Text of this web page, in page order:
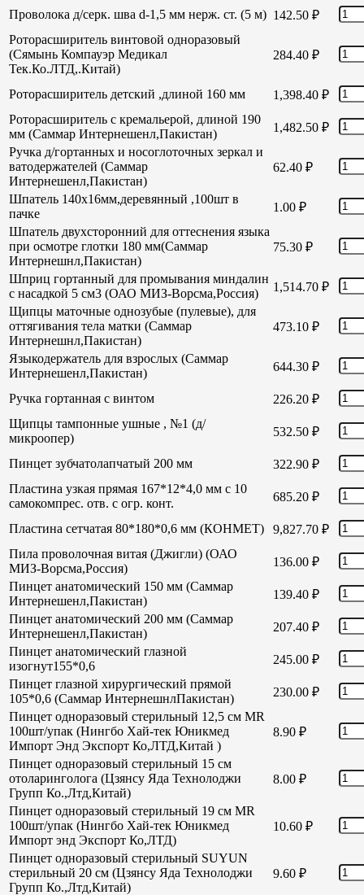
Проволока д/серк. шва d-1,5 мм нерж. ст. (5 м) 142.50 ₽
Роторасширитель винтовой одноразовый
(Сямынь Компауэр Медикал
Тек.Ко.ЛТД,.Китай)
284.40 ₽
Роторасширитель детский ,длиной 160 мм 1,398.40 ₽
Роторасширитель с кремальерой, длиной 190
мм (Саммар Интернешенл,Пакистан)
1,482.50 ₽
Ручка д/гортанных и носоглоточных зеркал и
ватодержателей (Саммар
Интернешенл,Пакистан)
62.40 ₽
Шпатель 140х16мм,деревянный ,100шт в
пачке
1.00 ₽
Шпатель двухсторонний для оттеснения языка
при осмотре глотки 180 мм(Саммар
Интернешнл,Пакистан)
75.30 ₽
Шприц гортанный для промывания миндалин
с насадкой 5 см3 (ОАО МИЗ-Ворсма,Россия)
1,514.70 ₽
Щипцы маточные однозубые (пулевые), для
оттягивания тела матки (Саммар
Интернешнл,Пакистан)
473.10 ₽
Языкодержатель для взрослых (Саммар
Интернешенл,Пакистан)
644.30 ₽
Ручка гортанная с винтом 226.20 ₽
Щипцы тампонные ушные , №1 (д/
микроопер)
532.50 ₽
Пинцет зубчатолапчатый 200 мм 322.90 ₽
Пластина узкая прямая 167*12*4,0 мм с 10
самокомпрес. отв. с огр. конт.
685.20 ₽
Пластина сетчатая 80*180*0,6 мм (КОНМЕТ) 9,827.70 ₽
Пила проволочная витая (Джигли) (ОАО
МИЗ-Ворсма,Россия)
136.00 ₽
Пинцет анатомический 150 мм (Саммар
Интернешенл,Пакистан)
139.40 ₽
Пинцет анатомический 200 мм (Саммар
Интернешенл,Пакистан)
207.40 ₽
Пинцет анатомический глазной
изогнут155*0,6
245.00 ₽
Пинцет глазной хирургический прямой
105*0,6 (Саммар ИнтернешнлПакистан)
230.00 ₽
Пинцет одноразовый стерильный 12,5 см MR
100шт/упак (Нингбо Хай-тек Юникмед
Импорт Энд Экспорт Ко,ЛТД,Китай )
8.90 ₽
Пинцет одноразовый стерильный 15 см
отоларинголога (Цзянсу Яда Технолоджи
Групп Ко.,Лтд,Китай)
8.00 ₽
Пинцет одноразовый стерильный 19 см MR
100шт/упак (Нингбо Хай-тек Юникмед
Импорт энд Экспорт Ко,ЛТД)
10.60 ₽
Пинцет одноразовый стерильный SUYUN
стерильный 20 см (Цзянсу Яда Технолоджи
Групп Ко.,Лтд,Китай)
9.60 ₽